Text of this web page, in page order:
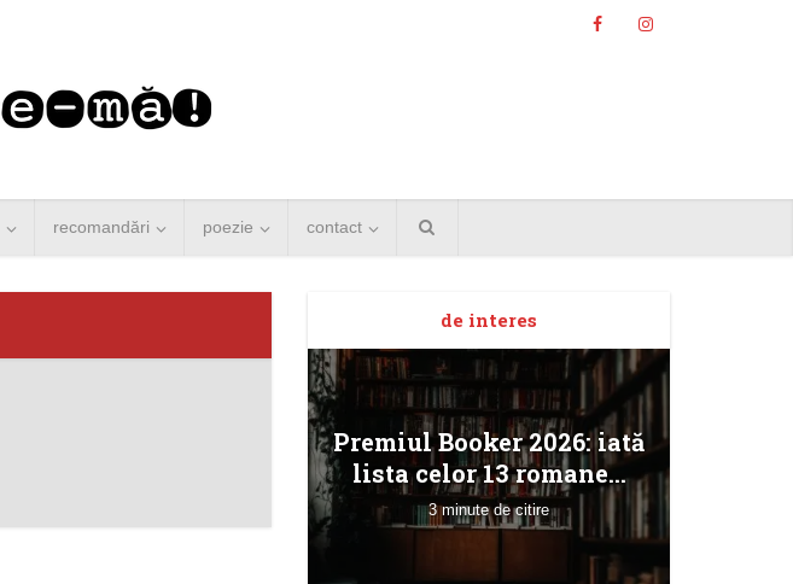
recomandări poezie contact
de interes
Premiul Booker 2026: iată
lista celor 13 romane...
3 minute de citire